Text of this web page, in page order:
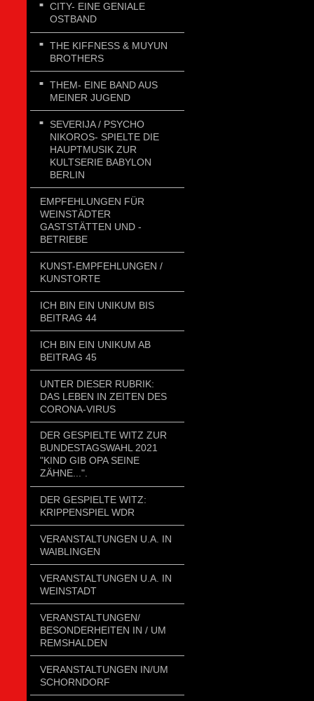
CITY- EINE GENIALE
OSTBAND
THE KIFFNESS & MUYUN
BROTHERS
THEM- EINE BAND AUS
MEINER JUGEND
SEVERIJA / PSYCHO
NIKOROS- SPIELTE DIE
HAUPTMUSIK ZUR
KULTSERIE BABYLON
BERLIN
EMPFEHLUNGEN FÜR
WEINSTÄDTER
GASTSTÄTTEN UND -
BETRIEBE
KUNST-EMPFEHLUNGEN /
KUNSTORTE
ICH BIN EIN UNIKUM BIS
BEITRAG 44
ICH BIN EIN UNIKUM AB
BEITRAG 45
UNTER DIESER RUBRIK:
DAS LEBEN IN ZEITEN DES
CORONA-VIRUS
DER GESPIELTE WITZ ZUR
BUNDESTAGSWAHL 2021
"KIND GIB OPA SEINE
ZÄHNE...".
DER GESPIELTE WITZ:
KRIPPENSPIEL WDR
VERANSTALTUNGEN U.A. IN
WAIBLINGEN
VERANSTALTUNGEN U.A. IN
WEINSTADT
VERANSTALTUNGEN/
BESONDERHEITEN IN / UM
REMSHALDEN
VERANSTALTUNGEN IN/UM
SCHORNDORF